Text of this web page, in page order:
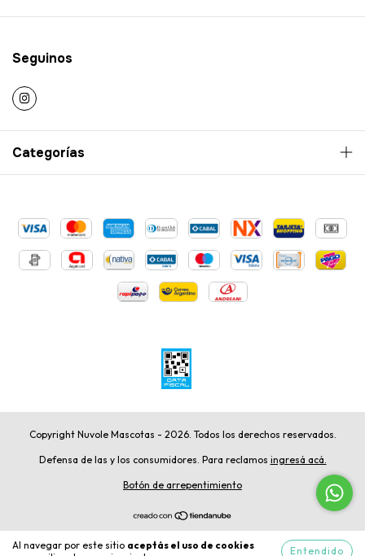
Al navegar por este sitio aceptás el uso de cookies
Entendido
Seguinos
Categorías
Copyright Nuvole Mascotas - 2026. Todos los derechos reservados.
Defensa de las y los consumidores. Para reclamos ingresá acá.
Botón de arrepentimiento